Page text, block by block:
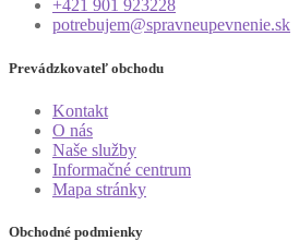
+421 901 923228
potrebujem@spravneupevnenie.sk
Prevádzkovateľ obchodu
Kontakt
O nás
Naše služby
Informačné centrum
Mapa stránky
Obchodné podmienky